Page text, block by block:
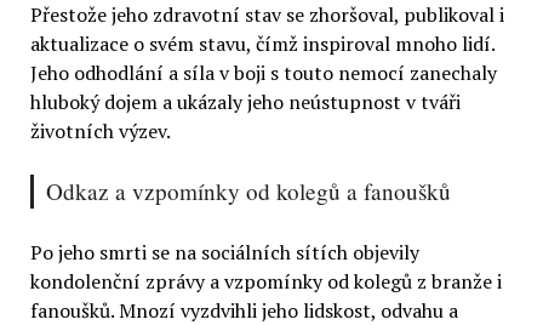
Přestože jeho zdravotní stav se zhoršoval, publikoval i
aktualizace o svém stavu, čímž inspiroval mnoho lidí.
Jeho odhodlání a síla v boji s touto nemocí zanechaly
hluboký dojem a ukázaly jeho neústupnost v tváři
životních výzev.
Odkaz a vzpomínky od kolegů a fanoušků
Po jeho smrti se na sociálních sítích objevily
kondolenční zprávy a vzpomínky od kolegů z branže i
fanoušků. Mnozí vyzdvihli jeho lidskost, odvahu a